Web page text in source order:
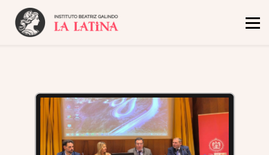
Inicio
Admisión y Becas
Noticias